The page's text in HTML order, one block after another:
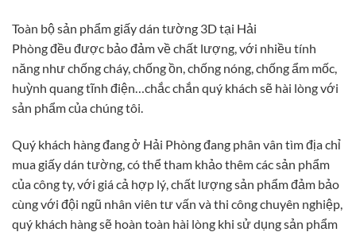
Toàn bộ sản phẩm giấy dán tường 3D tại Hải
Phòng đều được bảo đảm về chất lượng, với nhiều tính
năng như chống cháy, chống ồn, chống nóng, chống ẩm mốc,
huỳnh quang tĩnh điện…chắc chắn quý khách sẽ hài lòng với
sản phẩm của chúng tôi.
Quý khách hàng đang ở Hải Phòng đang phân vân tìm địa chỉ
mua giấy dán tường, có thể tham khảo thêm các sản phẩm
của công ty, với giá cả hợp lý, chất lượng sản phẩm đảm bảo
cùng với đội ngũ nhân viên tư vấn và thi công chuyên nghiệp,
quý khách hàng sẽ hoàn toàn hài lòng khi sử dụng sản phẩm